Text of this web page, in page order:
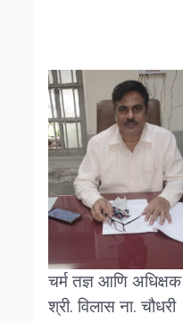
चर्म तज्ञ आणि अधिक्षक
श्री. विलास ना. चौधरी